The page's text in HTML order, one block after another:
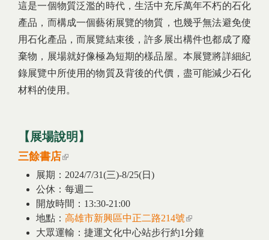
這是一個物質泛濫的時代，生活中充斥萬年不朽的石化
產品，而構成一個藝術展覽的物質，也幾乎無法避免使
用石化產品，而展覽結束後，許多展出構件也都成了廢
棄物，展場就好像極為短期的樣品屋。本展覽將詳細紀
錄展覽中所使用的物質及背後的代價，盡可能減少石化
材料的使用。
【 展場說明 】
三餘書店(link is external)
展期：2024/7/31(三)-8/25(日)
公休：每週二
開放時間：13:30-21:00
地點： 高雄市新興區中正二路214號(link is external)
大眾運輸：捷運文化中心站步行約1分鐘